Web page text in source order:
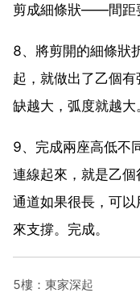
剪成細條狀——間距
8、將剪開的細條狀
起，就做出了乙個
缺越大，弧度就越大
9、完成兩座高低不
連線起來，就是乙
通道如果很長，可
來支撐。完成。
5樓：東家深起